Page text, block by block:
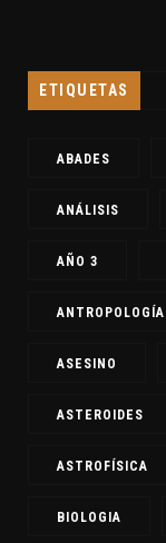
ETIQUETAS
ABADES
ANÁLISIS
AÑO 3
ANTROPOLOGÍA
ASESINO
ASTEROIDES
ASTROFÍSICA
BIOLOGIA